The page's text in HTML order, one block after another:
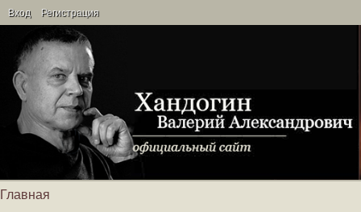
Вход Регистрация
Главная